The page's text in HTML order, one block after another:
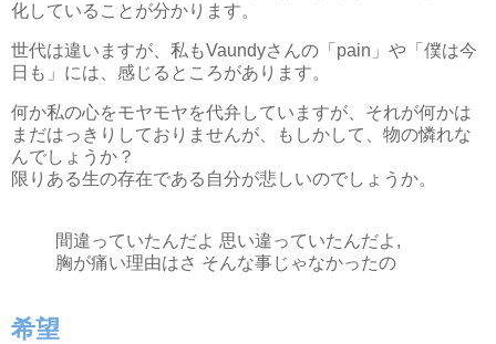
化していることが分かります。
世代は違いますが、私もVaundyさんの「pain」や「僕は今
日も」には、感じるところがあります。
何か私の心をモヤモヤを代弁していますが、それが何かは
まだはっきりしておりませんが、もしかして、物の憐れな
んでしょうか？
限りある生の存在である自分が悲しいのでしょうか。
間違っていたんだよ 思い違っていたんだよ,
胸が痛い理由はさ そんな事じゃなかったの
希望